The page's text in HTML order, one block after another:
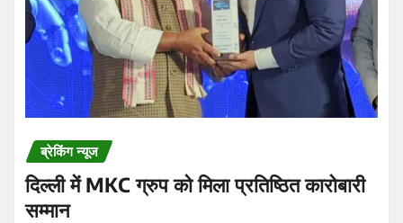
ब्रेकिंग न्यूज
दिल्ली में MKC ग्रुप को मिला प्रतिष्ठित कारोबारी
सम्मान